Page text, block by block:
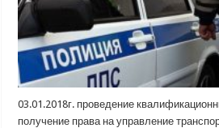
03.01.2018г. проведение
получение права на управление